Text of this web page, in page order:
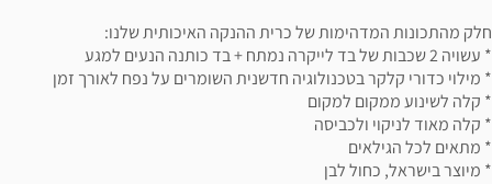
חלק מהתכונות המדהימות של כרית ההנקה האיכותית שלנו:
* עשויה 2 שכבות של בד לייקרה נמתח + בד כותנה הנעים למגע
* מילוי כדורי קלקר בטכנולוגיה חדשנית השומרים על נפח לאורך זמן
* קלה לשינוע ממקום למקום
* קלה מאוד לניקוי ולכביסה
* מתאים לכל הגילאים
* מיוצר בישראל, כחול לבן